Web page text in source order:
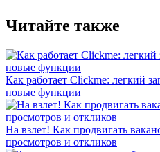
Читайте также
Как работает Clickme: легкий
новые функции
На взлет! Как продвигать
просмотров и откликов